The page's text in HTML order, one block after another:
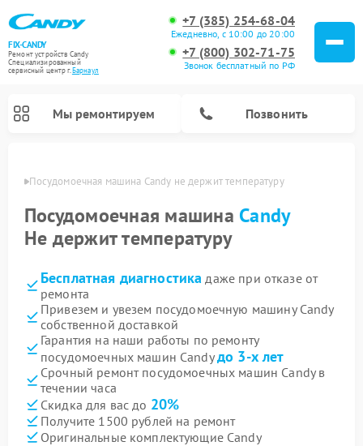
FIX-CANDY
Ремонт устройств Candy
Специализированный
cервисный центр г.Барнаул
+7 (385) 254-68-04
Ежедневно, с 10:00 до 20:00
+7 (800) 302-71-75
Звонок бесплатный по РФ
Мы ремонтируем Позвонить
Посудомоечная машина Candy не держит температуру
Посудомоечная машина Candy
Не держит температуру
Бесплатная диагностика даже при отказе от
ремонта
Привезем и увезем посудомоечную машину Candy
собственной доставкой
Гарантия на наши работы по ремонту
посудомоечных машин Candyдо 3-х лет
Срочный ремонт посудомоечных машин Candy в
течении часа
Скидка для вас до 20%
Получите 1500 рублей на ремонт
Оригинальные комплектующие Candy